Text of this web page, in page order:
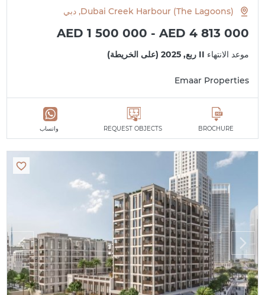
Dubai Creek Harbour (The Lagoons), دبي
AED 1 500 000 - AED 4 813 000
موعد الانتهاء II ربع, 2025 (على الخريطة)
Emaar Properties
BROCHURE
REQUEST OBJECTS واتساب